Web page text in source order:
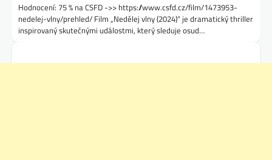
Hodnocení: 75 % na CSFD ->> https://www.csfd.cz/film/1473953-
nedelej-vlny/prehled/ Film „Nedělej vlny (2024)“ je dramatický thriller
inspirovaný skutečnými událostmi, který sleduje osud…